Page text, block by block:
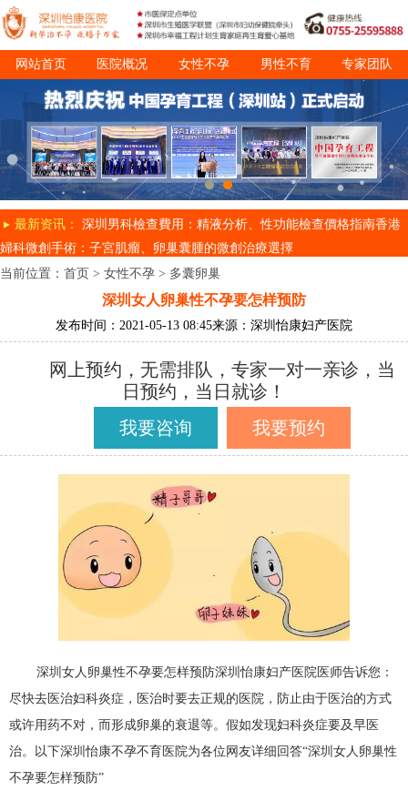
网站首页 医院概况 女性不孕 男性不育 专家团队
诊疗项目 就医指南
最新资讯： 深圳男科檢查費用：精液分析、性功能檢查價格指南香港
婦科微創手術：子宮肌瘤、卵巢囊腫的微創治療選擇
当前位置： 首页 > 女性不孕 > 多囊卵巢
深圳女人卵巢性不孕要怎样预防
发布时间：2021-05-13 08:45来源：深圳怡康妇产医院
网上预约，无需排队，专家一对一亲诊，当
日预约，当日就诊！
我要咨询
我要预约
深圳女人卵巢性不孕要怎样预防深圳怡康妇产医院医师告诉您：
尽快去医治妇科炎症，医治时要去正规的医院，防止由于医治的方式
或许用药不对，而形成卵巢的衰退等。假如发现妇科炎症要及早医
治。以下深圳怡康不孕不育医院为各位网友详细回答“深圳女人卵巢性
不孕要怎样预防”